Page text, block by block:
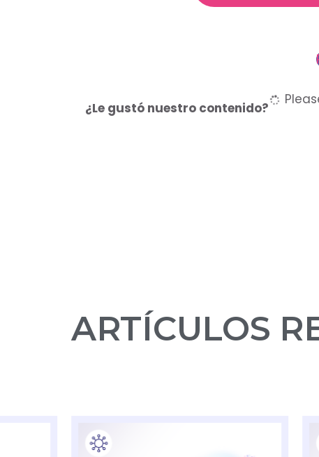
¿Le gustó nuestro contenido?
ARTÍCULOS